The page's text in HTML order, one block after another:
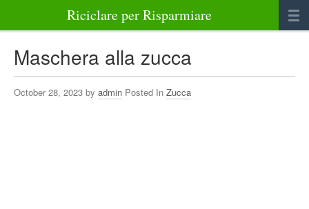
Riciclare per Risparmiare
Bellezza Benessere e Salute
Maschera alla zucca
October 28, 2023 by admin Posted In Zucca